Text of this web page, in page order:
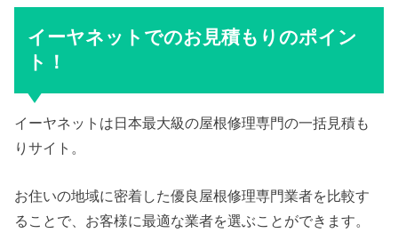
イーヤネットでのお見積もりのポイン
ト！
イーヤネットは日本最大級の屋根修理専門の一括見積も
りサイト。
お住いの地域に密着した優良屋根修理専門業者を比較す
ることで、お客様に最適な業者を選ぶことができます。